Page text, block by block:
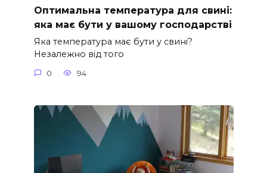
Оптимальна температура для свині:
яка має бути у вашому господарстві
Яка температура має бути у свині?
Незалежно від того
0 94